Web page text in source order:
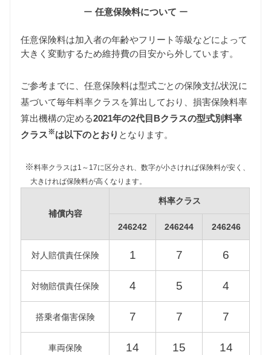
維持費の算出根拠
自動車税
自動車税は排気量によって異なりますが、2代目Bク
ラスはすべて同じ課税クラス（1500〜2000cc）に該
重量税
重量税は車両重量によって異なります。
246242型Bクラスは1000〜1500kg、246244/246246型
Bクラスは1500〜2000kgに該当します。
また246242型Bクラスはエコカーに該当するため重量
税が軽減されます。
246242 7,500円 ー
246244
16,400円
ー 任意保険料について ー
任意保険料は加入者の年齢やフリート等級などによって
大きく変動するため維持費の目安から外しています。
ご参考までに、任意保険料は型式ごとの保険支払状況に
基づいて毎年料率クラスを算出しており、損害保険料率
算出機構の定める2021年の2代目Bクラスの型式別料率
クラス※は以下のとおり となります。
※料率クラスは1～17に区分され、数字が小さければ保険料が安く、
大きければ保険料が高くなります。
補償内容
料率クラス
246242 246244 246246
対人賠償責任保険 1 7 6
対物賠償責任保険 4 5 4
搭乗者傷害保険 7 7 7
車両保険 14 15 14